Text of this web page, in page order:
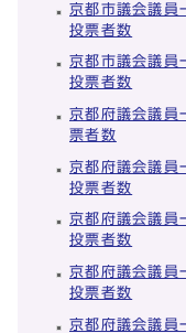
京都市議会議員
投票者数
京都市議会議員
投票者数
京都府議会議員
票者数
京都府議会議員
投票者数
京都府議会議員
投票者数
京都府議会議員
投票者数
京都府議会議員